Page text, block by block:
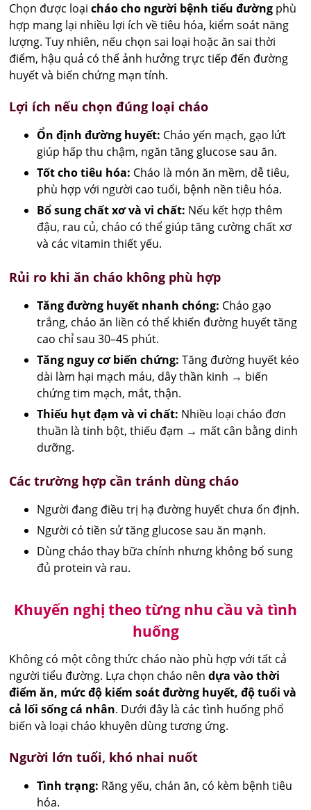
Chọn được loạicháo cho người bệnh tiểu đường phù
hợp mang lại nhiều lợi ích về tiêu hóa, kiểm soát năng
lượng. Tuy nhiên, nếu chọn sai loại hoặc ăn sai thời
điểm, hậu quả có thể ảnh hưởng trực tiếp đến đường
huyết và biến chứng mạn tính.
Lợi ích nếu chọn đúng loại cháo
Ổn định đường huyết: Cháo yến mạch, gạo lứt
giúp hấp thu chậm, ngăn tăng glucose sau ăn.
Tốt cho tiêu hóa: Cháo là món ăn mềm, dễ tiêu,
phù hợp với người cao tuổi, bệnh nền tiêu hóa.
Bổ sung chất xơ và vi chất: Nếu kết hợp thêm
đậu, rau củ, cháo có thể giúp tăng cường chất xơ
và các vitamin thiết yếu.
Rủi ro khi ăn cháo không phù hợp
Tăng đường huyết nhanh chóng: Cháo gạo
trắng, cháo ăn liền có thể khiến đường huyết tăng
cao chỉ sau 30–45 phút.
Tăng nguy cơ biến chứng: Tăng đường huyết kéo
dài làm hại mạch máu, dây thần kinh → biến
chứng tim mạch, mắt, thận.
Thiếu hụt đạm và vi chất: Nhiều loại cháo đơn
thuần là tinh bột, thiếu đạm → mất cân bằng dinh
dưỡng.
Các trường hợp cần tránh dùng cháo
Người đang điều trị hạ đường huyết chưa ổn định.
Người có tiền sử tăng glucose sau ăn mạnh.
Dùng cháo thay bữa chính nhưng không bổ sung
đủ protein và rau.
Khuyến nghị theo từng nhu cầu và tình
huống
Không có một công thức cháo nào phù hợp với tất cả
người tiểu đường. Lựa chọn cháo nêndựa vào thời
điểm ăn, mức độ kiểm soát đường huyết, độ tuổi và
cả lối sống cá nhân. Dưới đây là các tình huống phổ
biến và loại cháo khuyên dùng tương ứng.
Người lớn tuổi, khó nhai nuốt
Tình trạng: Răng yếu, chán ăn, có kèm bệnh tiêu
hóa.